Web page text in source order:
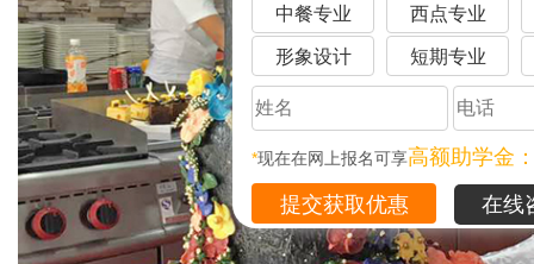
中餐专业 西点专业
形象设计 短期专业
*现在在网上报名可享高额助学金
在线